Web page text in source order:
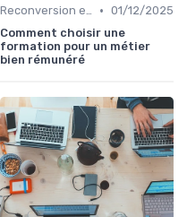
Reconversion et Montée en Compétences • 01/12/2025
Comment choisir une
formation pour un métier
bien rémunéré